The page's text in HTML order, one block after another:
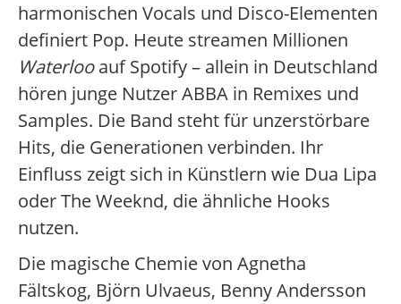
harmonischen Vocals und Disco-Elementen
definiert Pop. Heute streamen Millionen
Waterlooauf Spotify – allein in Deutschland
hören junge Nutzer ABBA in Remixes und
Samples. Die Band steht für unzerstörbare
Hits, die Generationen verbinden. Ihr
Einfluss zeigt sich in Künstlern wie Dua Lipa
oder The Weeknd, die ähnliche Hooks
nutzen.
Die magische Chemie von Agnetha
Fältskog, Björn Ulvaeus, Benny Andersson